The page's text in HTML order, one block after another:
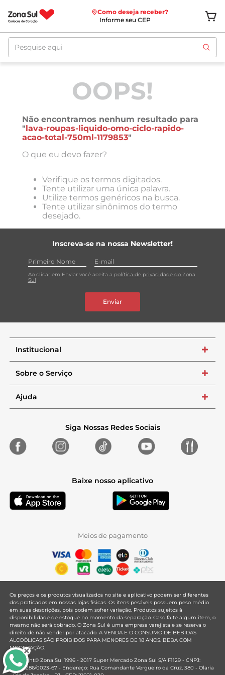
Como deseja receber?
Informe seu CEP
Pesquise aqui
OOPS!
Não encontramos nenhum resultado para
"lava-roupas-liquido-omo-ciclo-rapido-
acao-total-750ml-1179853"
O que eu devo fazer?
Verifique os termos digitados.
Tente utilizar uma única palavra.
Utilize termos genéricos na busca.
Tente utilizar sinônimos do termo
desejado.
Inscreva-se na nossa Newsletter!
Ao clicar em Enviar você aceita a política de privacidade do Zona
Sul
Enviar
Institucional +
Sobre o Serviço +
Ajuda +
Siga Nossas Redes Sociais
Baixe nosso aplicativo
Meios de pagamento
Os preços e os produtos visualizados no site e aplicativo podem ser diferentes
dos praticados em nossas lojas físicas. Os itens pesáveis possuem peso médio
em suas descrições, pois podem sofrer variação. Produtos sujeitos à
disponibilidade de estoque no momento da separação. Caso falte algum item, o
mesmo não será cobrado. O Zona Sul é uma empresa varejista e se reserva o
direito de não vender por atacado. A VENDA E O CONSUMO DE BEBIDAS
ALCOÓLICAS SÃO PROIBIDOS PARA MENORES DE 18 ANOS. BEBA COM
MODERAÇÃO.
Copyright© Zona Sul 1996 - 2017 Super Mercado Zona Sul S/A F1129 - CNPJ:
33.381.286/0023-67 - Endereço: Rua Comandante Vergueiro da Cruz, 380 - Olaria